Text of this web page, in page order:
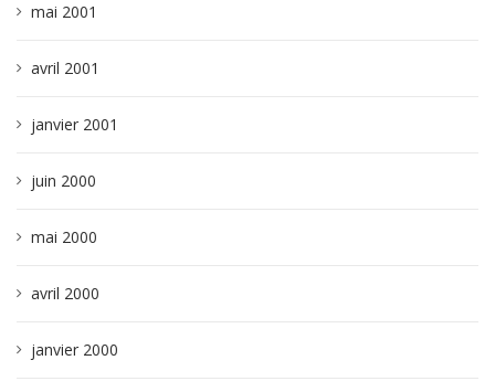
mai 2001
avril 2001
janvier 2001
juin 2000
mai 2000
avril 2000
janvier 2000